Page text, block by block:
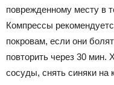
поврежденному месту в
Компрессы
покровам, если они
повторить через 30 мин.
сосуды, снять синяки на